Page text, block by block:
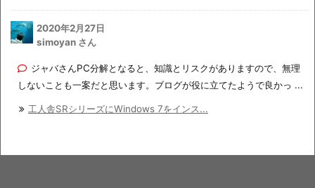
2020年2月27日
simoyan さん
ジャバさんPC分解となると、知識とリスクがありますので、無理
しないことも一案だと思います。ブログが役に立てたようで良かっ ...
工人舎SRシリーズにWindows 7をインス...